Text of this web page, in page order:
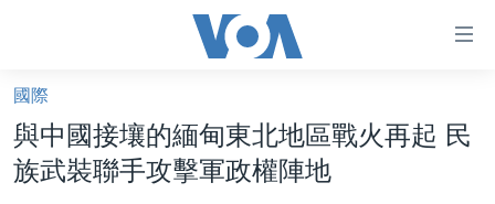
礙
鏈
接
跳
美國大選2024
國際
與中國接壤的緬甸東北地區戰火再起 民
族武裝聯手攻擊軍政權陣地